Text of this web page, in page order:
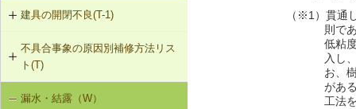
V-3-005 駐輪機からの音・振動の伝
内装仕上材のひび割れ、はがれ等
（I-2）
建具の開閉不良(T-1)
T-1-001 丁番の取付け調整
T-1-002 丁番の取替え
不具合事象の原因別補修方法リス
ト(T)
建具の開閉不良（T-1）
漏水・結露（W）
（※1）貫通
則で
低粘
入し
お、
があ
工法